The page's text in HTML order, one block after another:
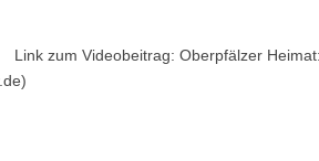
Link zum Videobeitrag: Oberpfälzer